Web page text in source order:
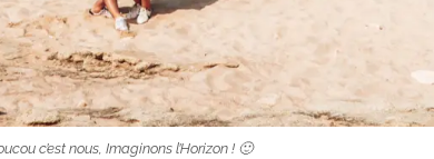
c’est nous, Imaginons l’Horizon ! 🙂